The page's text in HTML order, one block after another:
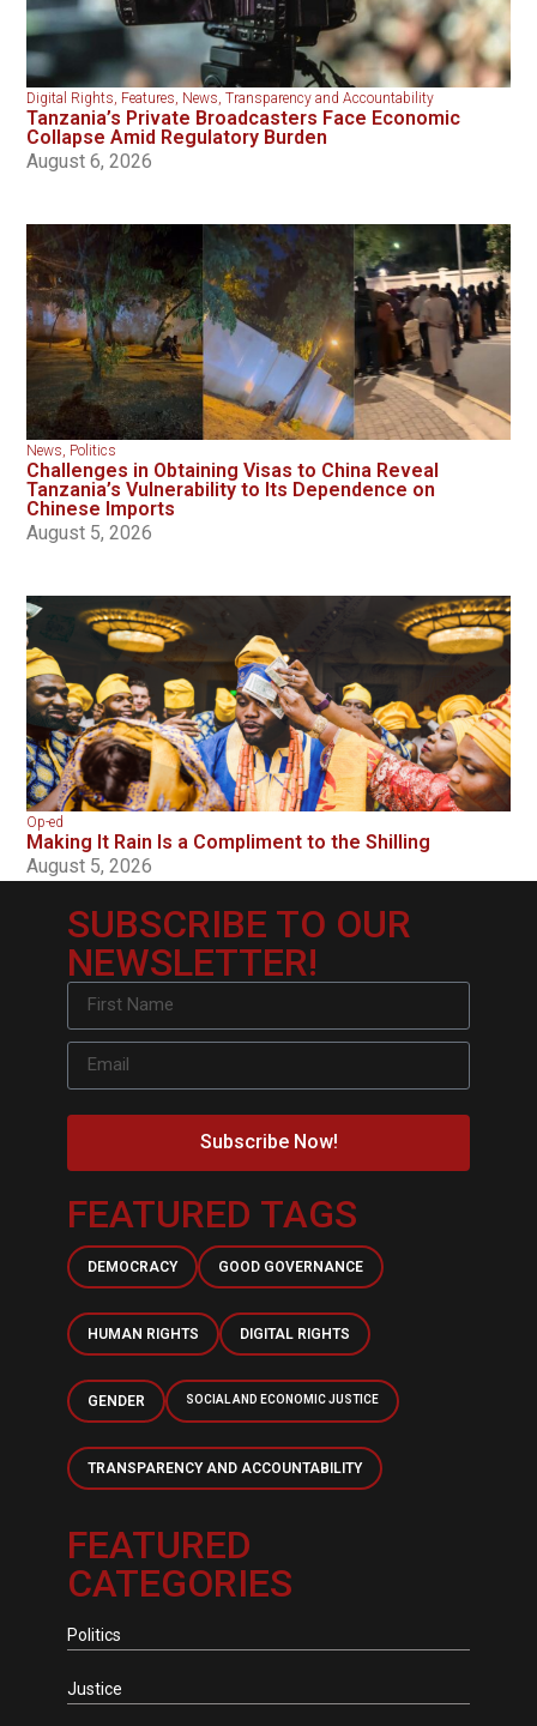
Digital Rights, Features, News,Transparency and Accountability
Tanzania’s Private Broadcasters Face Economic
Collapse Amid Regulatory Burden
August 6, 2026
News, Politics
Challenges in Obtaining Visas to China Reveal
Tanzania’s Vulnerability to Its Dependence on
Chinese Imports
August 5, 2026
Op-ed
Making It Rain Is a Compliment to the Shilling
August 5, 2026
SUBSCRIBE TO OUR
NEWSLETTER!
Subscribe Now!
FEATURED TAGS
DEMOCRACY GOOD GOVERNANCE
HUMAN RIGHTS DIGITAL RIGHTS
GENDER SOCIAL AND ECONOMIC JUSTICE
TRANSPARENCY AND ACCOUNTABILITY
FEATURED
CATEGORIES
Politics
Justice